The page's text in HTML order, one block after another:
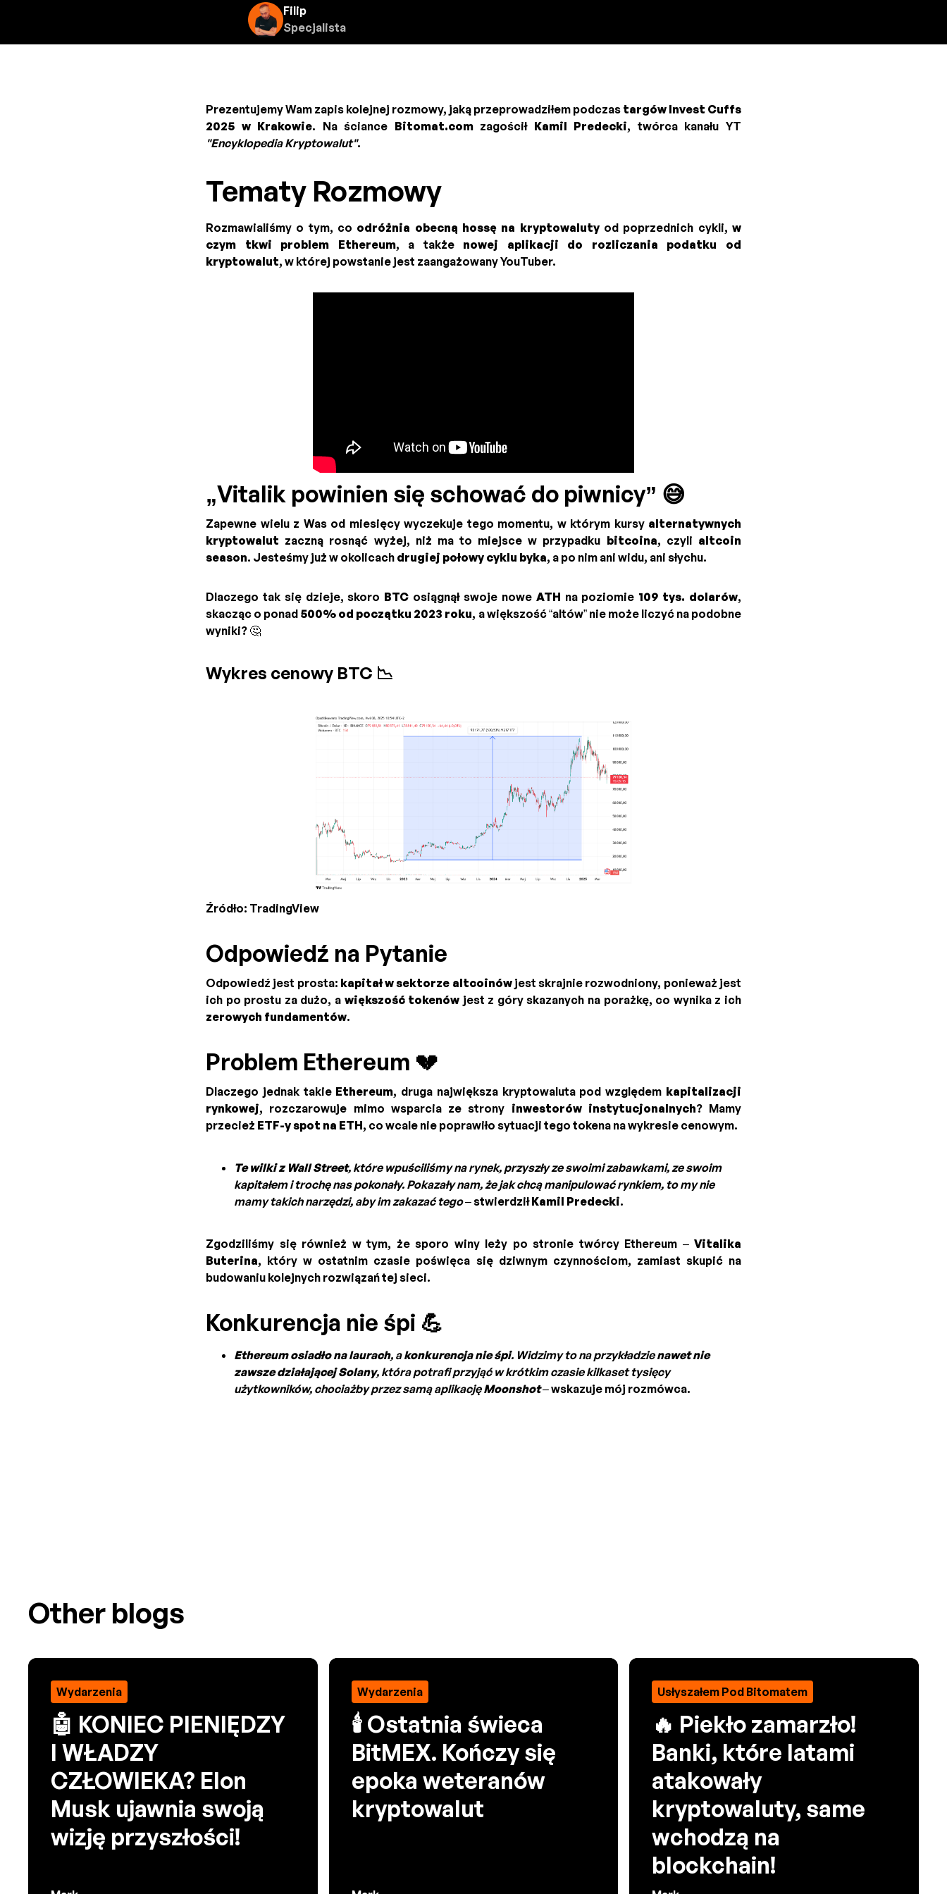
Filip
Specjalista
Prezentujemy Wam zapis kolejnej rozmowy, jaką przeprowadziłem podczas targów Invest Cuffs
2025 w Krakowie. Na ściance Bitomat.comzagościł Kamil Predecki, twórca kanału YT
"Encyklopedia Kryptowalut".
Tematy Rozmowy
Rozmawialiśmy o tym, co odróżnia obecną hossę na kryptowalutyod poprzednich cykli,w
czym tkwi problem Ethereum, a także nowej aplikacji do rozliczania podatku od
kryptowalut, w której powstanie jest zaangażowany YouTuber.
„Vitalik powinien się schować do piwnicy” 😅
Zapewne wielu z Was od miesięcy wyczekuje tego momentu, w którym kursy alternatywnych
kryptowalut zaczną rosnąć wyżej, niż ma to miejsce w przypadku bitcoina, czyli altcoin
season. Jesteśmy już w okolicach drugiej połowy cyklu byka, a po nim ani widu, ani słychu.
Dlaczego tak się dzieje, skoro BTC osiągnął swoje nowe ATH na poziomie 109 tys. dolarów,
skacząc o ponad 500% od początku 2023 roku, a większość “altów” nie może liczyć na podobne
wyniki? 🤔
Wykres cenowy BTC 📉
Źródło: TradingView
Odpowiedź na Pytanie
Odpowiedź jest prosta: kapitał w sektorze altcoinówjest skrajnie rozwodniony, ponieważ jest
ich po prostu za dużo, a większość tokenów jest z góry skazanych na porażkę, co wynika z ich
zerowych fundamentów.
Problem Ethereum 💔
Dlaczego jednak takie Ethereum, druga największa kryptowaluta pod względem kapitalizacji
rynkowej, rozczarowuje mimo wsparcia ze strony inwestorów instytucjonalnych? Mamy
przecież ETF-y spot na ETH, co wcale nie poprawiło sytuacji tego tokena na wykresie cenowym.
Te wilki z Wall Street, które wpuściliśmy na rynek, przyszły ze swoimi zabawkami, ze swoim
kapitałem i trochę nas pokonały. Pokazały nam, że jak chcą manipulować rynkiem, to my nie
mamy takich narzędzi, aby im zakazać tego– stwierdziłKamil Predecki.
Zgodziliśmy się również w tym, że sporo winy leży po stronie twórcy Ethereum – Vitalika
Buterina, który w ostatnim czasie poświęca się dziwnym czynnościom, zamiast skupić na
budowaniu kolejnych rozwiązań tej sieci.
Konkurencja nie śpi 💪
Ethereum osiadło na laurach, akonkurencja nie śpi. Widzimy to na przykładzienawet nie
zawsze działającej Solany, która potrafi przyjąć w krótkim czasie kilkaset tysięcy
użytkowników, chociażby przez samą aplikacjęMoonshot– wskazuje mój rozmówca.
Other blogs
Wydarzenia
🤖 KONIEC PIENIĘDZY
I WŁADZY
CZŁOWIEKA? Elon
Musk ujawnia swoją
wizję przyszłości!
Wydarzenia
🕯️ Ostatnia świeca
BitMEX. Kończy się
epoka weteranów
kryptowalut
Usłyszałem Pod Bitomatem
🔥 Piekło zamarzło!
Banki, które latami
atakowały
kryptowaluty, same
wchodzą na
blockchain!